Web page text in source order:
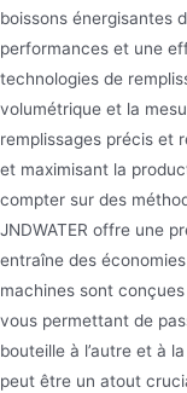
boissons énergisantes
performances et une
technologies de
volumétrique et la
remplissages précis et
et maximisant la
compter sur des
JNDWATER offre une
entraîne des
machines sont
vous permettant de
bouteille à l’autre et à
peut être un atout